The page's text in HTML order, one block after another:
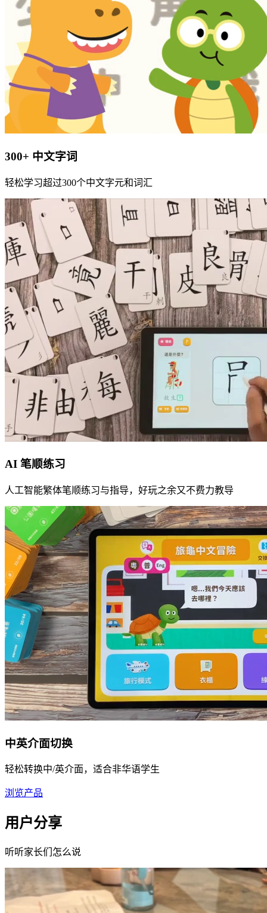
300+ 中文字词
轻松学习超过300个中文字元和词汇
AI 笔顺练习
人工智能繁体笔顺练习与指导，好玩之余又不费力教导
中英介面切换
轻松转换中/英介面，适合非华语学生
浏览产品
用户分享
听听家长们怎么说